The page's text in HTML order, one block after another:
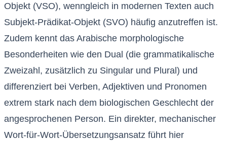
Objekt (VSO), wenngleich in modernen Texten auch
Subjekt-Prädikat-Objekt (SVO) häufig anzutreffen ist.
Zudem kennt das Arabische morphologische
Besonderheiten wie den Dual (die grammatikalische
Zweizahl, zusätzlich zu Singular und Plural) und
differenziert bei Verben, Adjektiven und Pronomen
extrem stark nach dem biologischen Geschlecht der
angesprochenen Person. Ein direkter, mechanischer
Wort-für-Wort-Übersetzungsansatz führt hier